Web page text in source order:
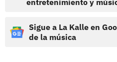
entretenimiento y
Sigue a La Kalle en
de la música